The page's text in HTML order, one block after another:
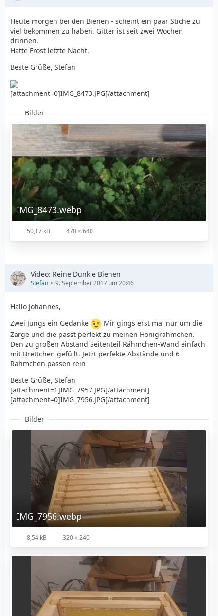
Heute morgen bei den Bienen - scheint ein paar Stiche zu
viel bekommen zu haben. Gitter ist seit zwei Wochen
drinnen.
Hatte Frost letzte Nacht.
Beste Grüße, Stefan
[attachment=0]IMG_8473.JPG[/attachment]
Bilder
IMG_8473.webp
50,17 kB 470 × 640
Video: Reine Dunkle Bienen
Stefan 9. September 2017 um 20:46
Hallo Johannes,
Zwei Jungs ein Gedanke
Mir gings erst mal nur um die
Zarge und die passt perfekt zu meinen Honigrähmchen.
Den zu großen Abstand Seitenteil Rähmchen-Wand einfach
mit Brettchen gefüllt. Jetzt perfekte Abstände und 6
Rähmchen passen rein
Beste Grüße, Stefan
[attachment=1]IMG_7957.JPG[/attachment]
[attachment=0]IMG_7956.JPG[/attachment]
Bilder
IMG_7956.webp
8,54 kB 320 × 240